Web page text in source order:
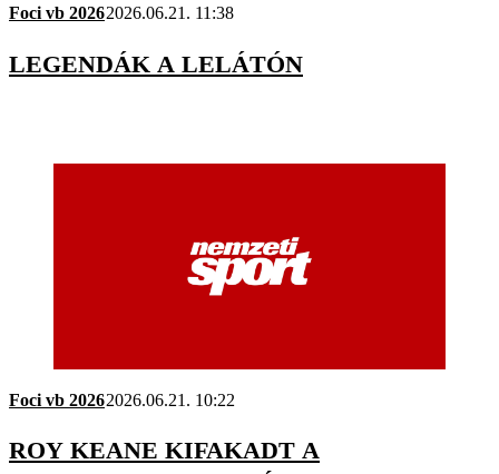
Foci vb 20262026.06.21. 11:38
LEGENDÁK A LELÁTÓN
Foci vb 20262026.06.21. 10:22
ROY KEANE KIFAKADT A